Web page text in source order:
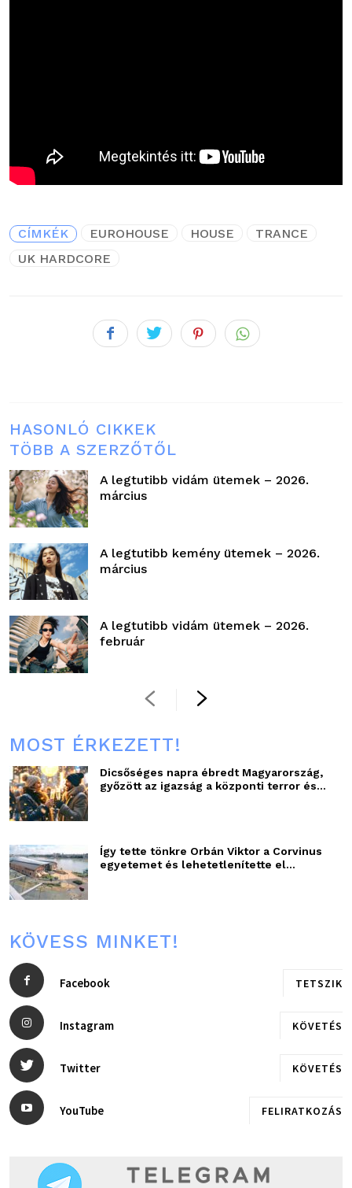
CÍMKÉK EUROHOUSE HOUSE
TRANCE
UK HARDCORE
HASONLÓ CIKKEK
TÖBB A SZERZŐTŐL
A legtutibb vidám ütemek – 2026.
március
A legtutibb kemény ütemek – 2026.
március
A legtutibb vidám ütemek – 2026.
február
MOST ÉRKEZETT!
Dicsőséges napra ébredt Magyarország,
győzött az igazság a központi terror és...
Így tette tönkre Orbán Viktor a Corvinus
egyetemet és lehetetlenítette el...
KÖVESS MINKET!
Facebook TETSZIK
Instagram KÖVETÉS
Twitter KÖVETÉS
YouTube FELIRATKOZÁS